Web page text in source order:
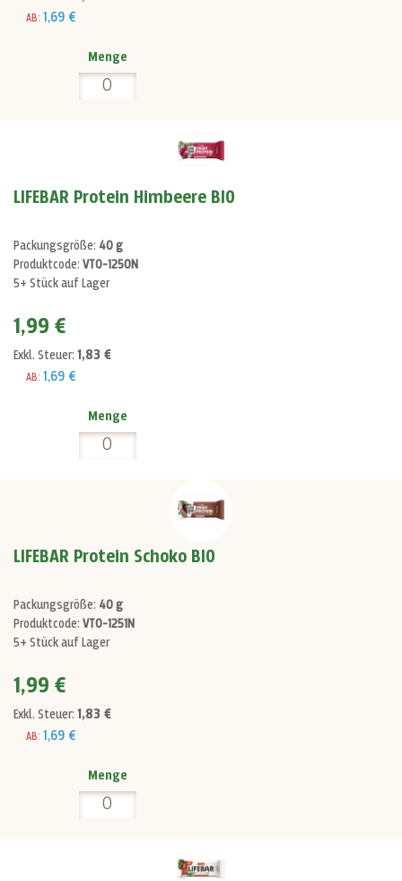
AB: 1,69 €
Menge
LIFEBAR Protein Himbeere BIO
Packungsgröße: 40 g
Produktcode: VT0-1250N
5+ Stück auf Lager
1,99 €
Exkl. Steuer: 1,83 €
AB: 1,69 €
Menge
LIFEBAR Protein Schoko BIO
Packungsgröße: 40 g
Produktcode: VT0-1251N
5+ Stück auf Lager
1,99 €
Exkl. Steuer: 1,83 €
AB: 1,69 €
Menge